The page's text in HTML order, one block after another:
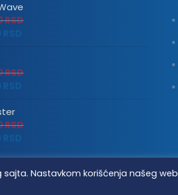
RSD
RSD
RSD
Nastavkom korišćenja našeg web